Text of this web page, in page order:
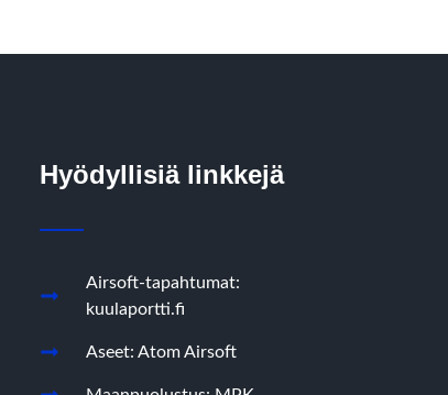
Hyödyllisiä linkkejä
Airsoft-tapahtumat:
kuulaportti.fi
Aseet: Atom Airsoft